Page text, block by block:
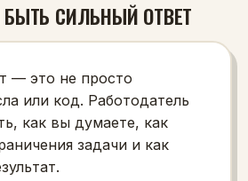
СИЛЬНЫЙ ОТВЕТ
— это не просто
или код. Работодатель
как вы думаете, как
задачи и как